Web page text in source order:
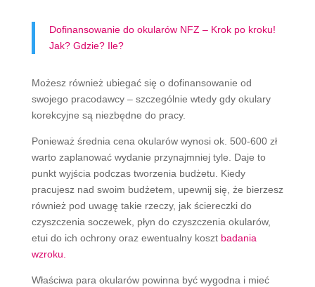
Dofinansowanie do okularów NFZ – Krok po kroku!
Jak? Gdzie? Ile?
Możesz również ubiegać się o dofinansowanie od
swojego pracodawcy – szczególnie wtedy gdy okulary
korekcyjne są niezbędne do pracy.
Ponieważ średnia cena okularów wynosi ok. 500-600 zł
warto zaplanować wydanie przynajmniej tyle. Daje to
punkt wyjścia podczas tworzenia budżetu. Kiedy
pracujesz nad swoim budżetem, upewnij się, że bierzesz
również pod uwagę takie rzeczy, jak ściereczki do
czyszczenia soczewek, płyn do czyszczenia okularów,
etui do ich ochrony oraz ewentualny koszt badania
wzroku.
Właściwa para okularów powinna być wygodna i mieć